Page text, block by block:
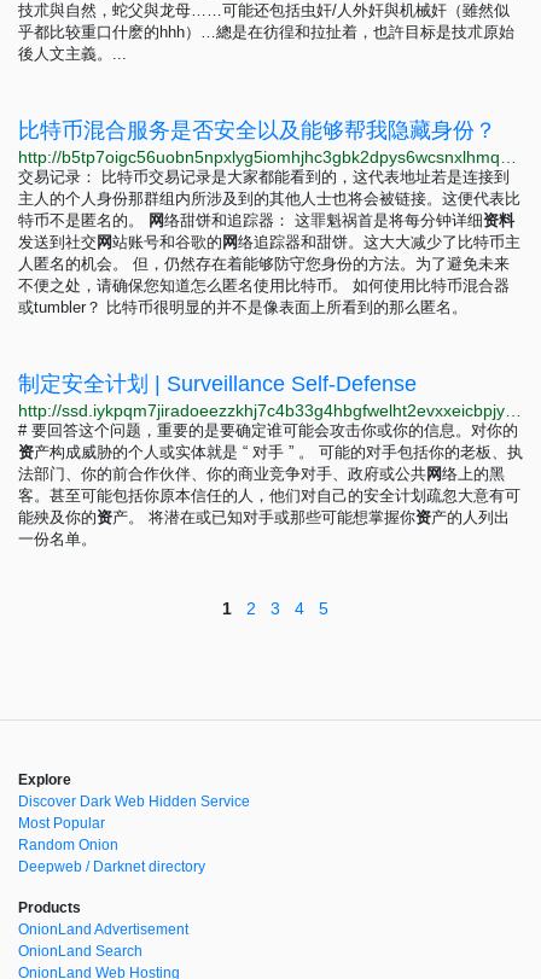
技朮與自然，蛇父與龙母……可能还包括虫奸/人外奸與机械奸（雖然似
乎都比较重口什麽的hhh）…總是在彷徨和拉扯着，也許目标是技朮原始
後人文主義。...
比特币混合服务是否安全以及能够帮我隐藏身份？
交易记录： 比特币交易记录是大家都能看到的，这代表地址若是连接到
主人的个人身份那群组内所涉及到的其他人士也将会被链接。这便代表比
特币不是匿名的。
网络甜饼和追踪器： 这罪魁祸首是将每分钟详细资料
发送到社交 网站账号和谷歌的 网络追踪器和甜饼。这大大减少了比特币主
人匿名的机会。 但，仍然存在着能够防守您身份的方法。为了避免未来
不便之处，请确保您知道怎么匿名使用比特币。 如何使用比特币混合器
或tumbler？ 比特币很明显的并不是像表面上所看到的那么匿名。
制定安全计划 | Surveillance Self-Defense
# 要回答这个问题，重要的是要确定谁可能会攻击你或你的信息。对你的
资产构成威胁的个人或实体就是 “ 对手 ” 。 可能的对手包括你的老板、执
法部门、你的前合作伙伴、你的商业竞争对手、政府或公共网络上的黑
客。甚至可能包括你原本信任的人，他们对自己的安全计划疏忽大意有可
能殃及你的资产。 将潜在或已知对手或那些可能想掌握你资产的人列出
一份名单。
1 2 3 4 5
Explore
Discover Dark Web Hidden Service
Most Popular
Random Onion
Deepweb / Darknet directory
Products
OnionLand Advertisement
OnionLand Search
OnionLand Web Hosting